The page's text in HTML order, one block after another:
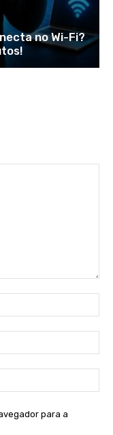
no Wi-Fi?
para a